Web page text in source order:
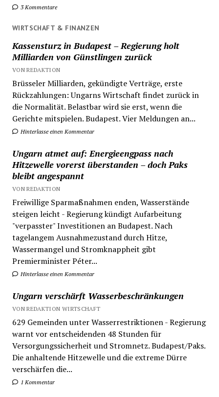
3 Kommentare
WIRTSCHAFT & FINANZEN
Kassensturz in Budapest – Regierung holt
Milliarden von Günstlingen zurück
VON REDAKTION
Brüsseler Milliarden, gekündigte Verträge, erste
Rückzahlungen: Ungarns Wirtschaft findet zurück in
die Normalität. Belastbar wird sie erst, wenn die
Gerichte mitspielen. Budapest. Vier Meldungen an...
Hinterlasse einen Kommentar
Ungarn atmet auf: Energieengpass nach
Hitzewelle vorerst überstanden – doch Paks
bleibt angespannt
VON REDAKTION
Freiwillige Sparmaßnahmen enden, Wasserstände
steigen leicht - Regierung kündigt Aufarbeitung
"verpasster" Investitionen an Budapest. Nach
tagelangem Ausnahmezustand durch Hitze,
Wassermangel und Stromknappheit gibt
Premierminister Péter...
Hinterlasse einen Kommentar
Ungarn verschärft Wasserbeschränkungen
VON REDAKTION WIRTSCHAFT
629 Gemeinden unter Wasserrestriktionen - Regierung
warnt vor entscheidenden 48 Stunden für
Versorgungssicherheit und Stromnetz. Budapest/Paks.
Die anhaltende Hitzewelle und die extreme Dürre
verschärfen die...
1 Kommentar